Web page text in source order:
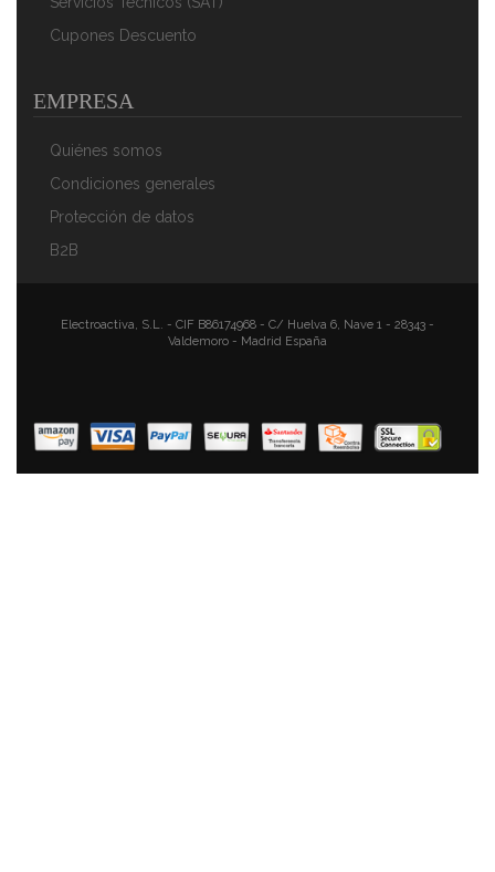
Cupones Descuento
EMPRESA
Quiénes somos
Condiciones generales
Protección de datos
B2B
Electroactiva, S.L. - CIF B86174968 - C/ Huelva 6, Nave 1 - 28343 -
Valdemoro - Madrid España